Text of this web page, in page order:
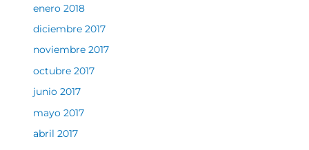
enero 2018
diciembre 2017
noviembre 2017
octubre 2017
junio 2017
mayo 2017
abril 2017